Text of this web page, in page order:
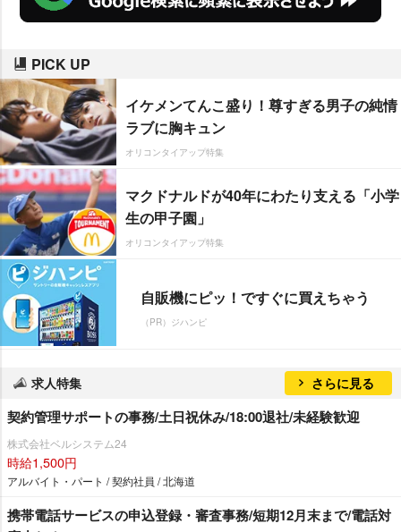
PICK UP
イケメンてんこ盛り！尊すぎる男子の純情
ラブに胸キュン
オリコンタイアップ特集
マクドナルドが40年にわたり支える「小学
生の甲子園」
オリコンタイアップ特集
自販機にピッ！ですぐに買えちゃう
（PR）ジハンピ
求人特集 さらに見る
契約管理サポートの事務/土日祝休み/18:00退社/未経験歓迎
株式会社ベルシステム24
時給1,500円
アルバイト・パート / 契約社員 / 北海道
携帯電話サービスの申込登録・審査事務/短期12月末まで/電話対